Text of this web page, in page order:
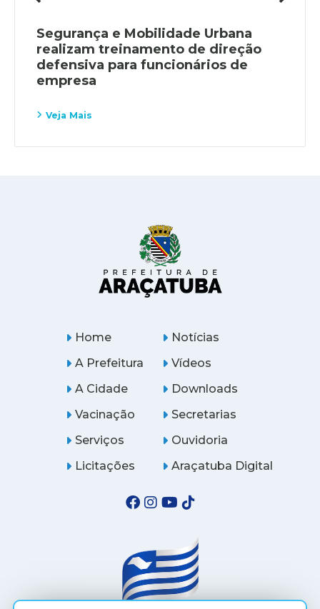
Segurança e Mobilidade Urbana
realizam treinamento de direção
defensiva para funcionários de
empresa
Veja Mais
Home
A Prefeitura
A Cidade
Notícias
Vídeos
Downloads
Vacinação
Serviços
Licitações
Secretarias
Ouvidoria
Araçatuba Digital